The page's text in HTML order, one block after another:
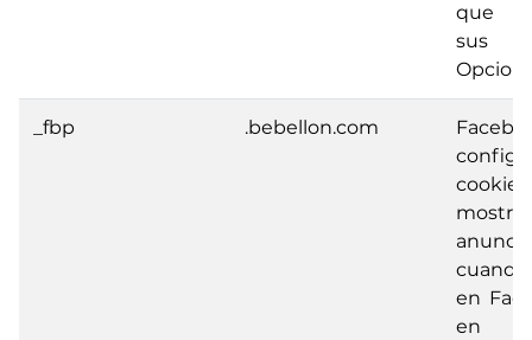
que
sus
_fbp .bebellon.com
mostrar
en
en